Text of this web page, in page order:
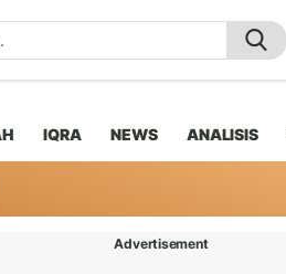
IQRA NEWS ANALISIS
Advertisement